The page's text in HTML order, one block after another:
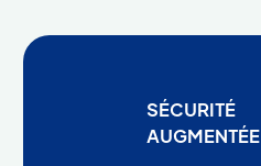
SÉCURITÉ
AUGMENTÉE